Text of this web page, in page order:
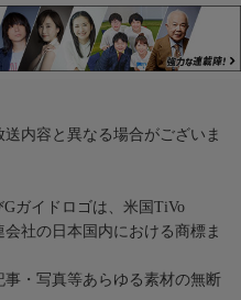
内容と異なる場合がございま
ガイドロゴは、米国TiVo
社の日本国内における商標ま
・写真等あらゆる素材の無断